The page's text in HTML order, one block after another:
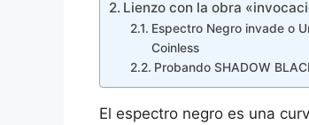
Lienzo con la obra
Espectro Negro invade o
Coinless
Probando SHADOW
El espectro negro es una